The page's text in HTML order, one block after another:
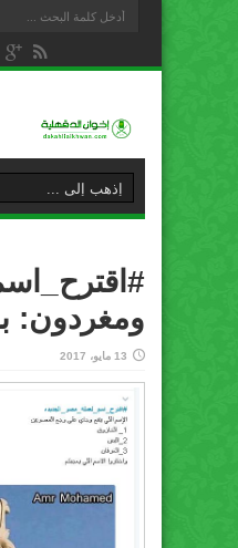
ومغردون:
13 مايو، 2017